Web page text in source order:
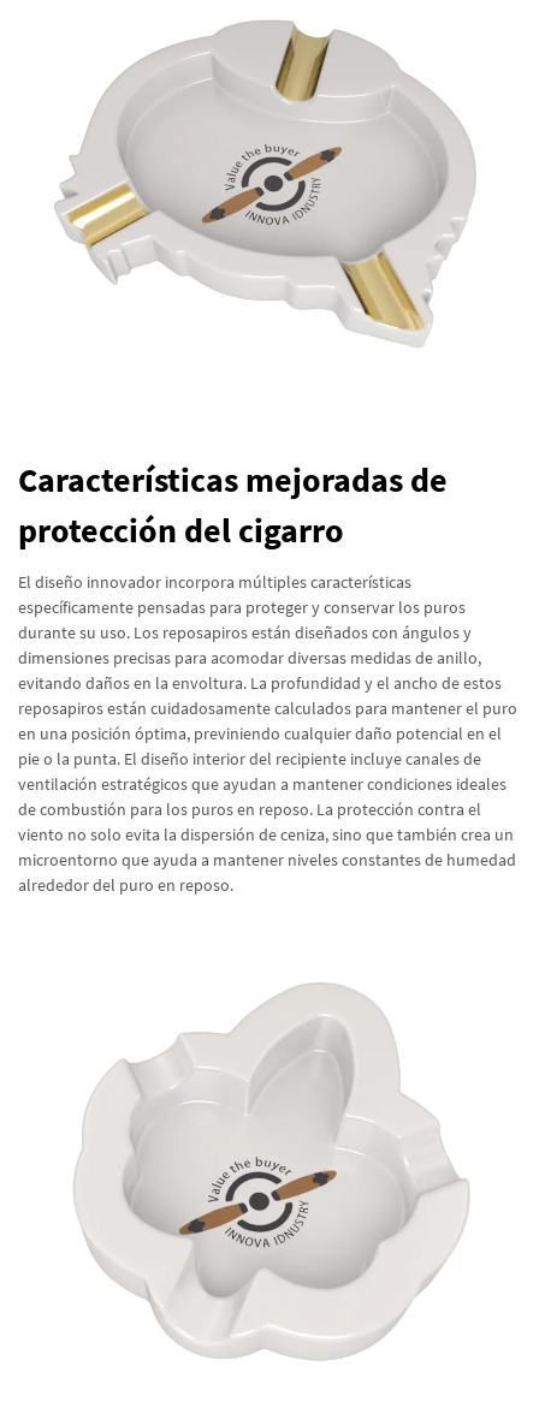
Características mejoradas de
protección del cigarro
El diseño innovador incorpora múltiples características
específicamente pensadas para proteger y conservar los puros
durante su uso. Los reposapiros están diseñados con ángulos y
dimensiones precisas para acomodar diversas medidas de anillo,
evitando daños en la envoltura. La profundidad y el ancho de estos
reposapiros están cuidadosamente calculados para mantener el puro
en una posición óptima, previniendo cualquier daño potencial en el
pie o la punta. El diseño interior del recipiente incluye canales de
ventilación estratégicos que ayudan a mantener condiciones ideales
de combustión para los puros en reposo. La protección contra el
viento no solo evita la dispersión de ceniza, sino que también crea un
microentorno que ayuda a mantener niveles constantes de humedad
alrededor del puro en reposo.